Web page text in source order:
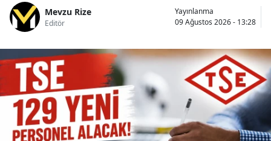
Mevzu Rize
Editör
Yayınlanma
09 Ağustos 2026 - 13:28